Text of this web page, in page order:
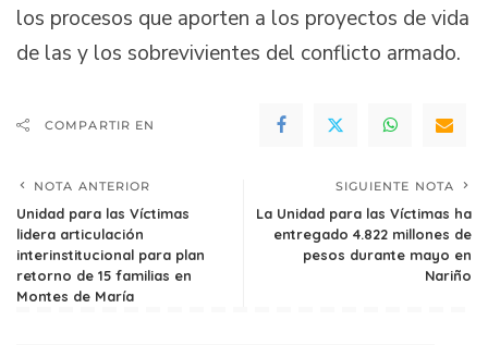
los procesos que aporten a los proyectos de vida
de las y los sobrevivientes del conflicto armado.
COMPARTIR EN
NOTA ANTERIOR
Unidad para las Víctimas
lidera articulación
interinstitucional para plan
retorno de 15 familias en
Montes de María
SIGUIENTE NOTA
La Unidad para las Víctimas ha
entregado 4.822 millones de
pesos durante mayo en
Nariño